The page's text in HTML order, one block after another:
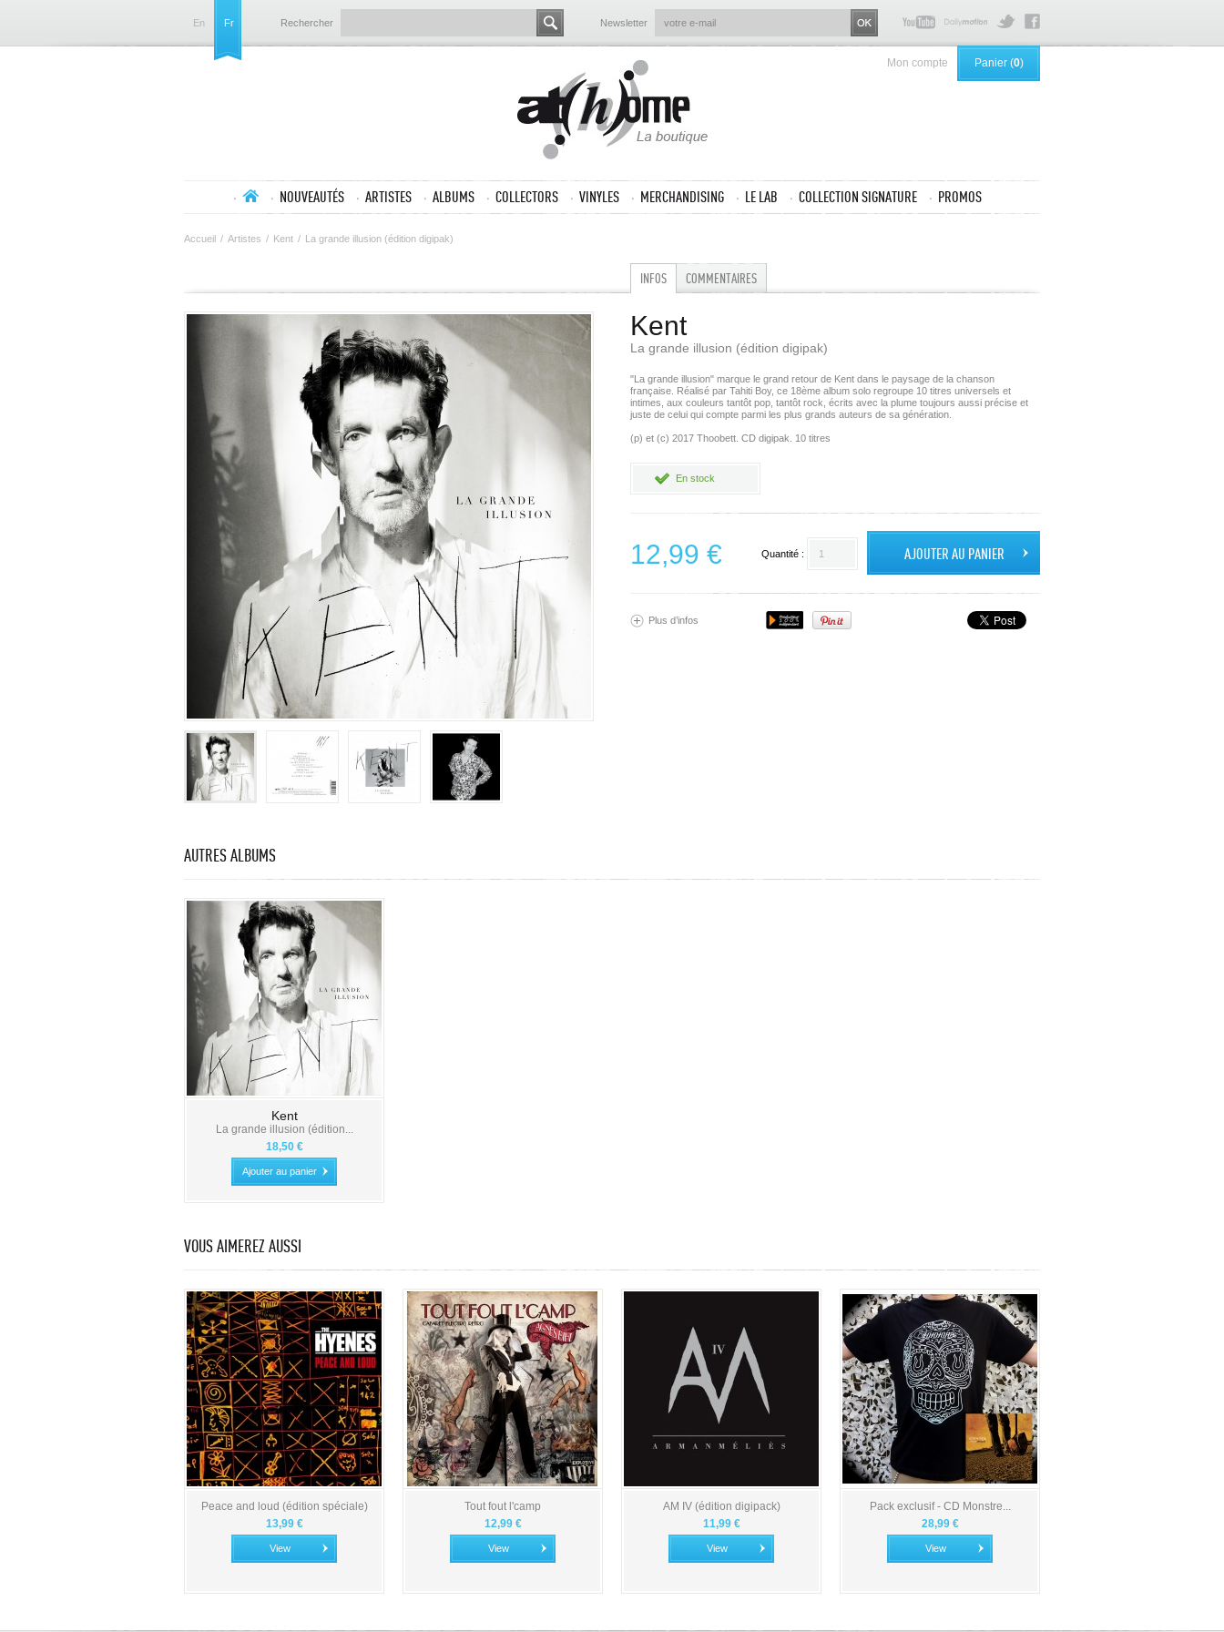
En Fr Rechercher Newsletter
Mon compte Panier (0)
NOUVEAUTÉS ARTISTES ALBUMS COLLECTORS VINYLES MERCHANDISING LE LAB COLLECTION SIGNATURE PROMOS
Accueil / Artistes / Kent / La grande illusion (édition digipak)
INFOS COMMENTAIRES
Kent
La grande illusion (édition digipak)
"La grande illusion" marque le grand retour de Kent dans le paysage de la chanson
française. Réalisé par Tahiti Boy, ce 18ème album solo regroupe 10 titres universels et
intimes, aux couleurs tantôt pop, tantôt rock, écrits avec la plume toujours aussi précise et
juste de celui qui compte parmi les plus grands auteurs de sa génération.
(p) et (c) 2017 Thoobett. CD digipak. 10 titres
En stock
Quantité :
12,99 €
Plus d’infos
AUTRES ALBUMS
Kent
La grande illusion (édition...
18,50 €
Ajouter au panier
VOUS AIMEREZ AUSSI
Peace and loud (édition spéciale)
13,99 €
View
Tout fout l'camp
12,99 €
View
AM IV (édition digipack)
11,99 €
View
Pack exclusif - CD Monstre...
28,99 €
View